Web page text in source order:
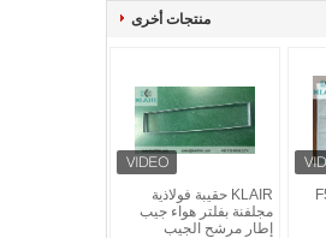
منتجات أخرى
KLAIR حقيبة فولاذية
مجلفنة بفلتر هواء جيب
إطار مرشح الجيب